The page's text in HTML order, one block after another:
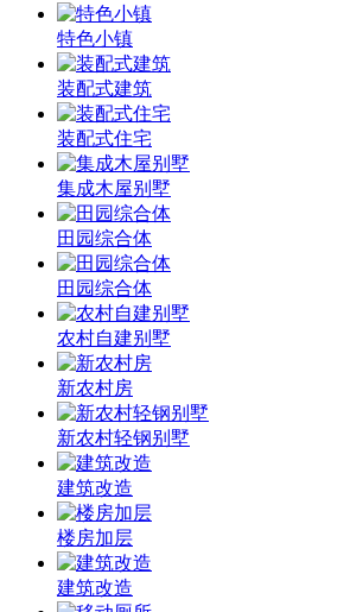
特色小镇
装配式建筑
装配式住宅
集成木屋别墅
田园综合体
田园综合体
农村自建别墅
新农村房
新农村轻钢别墅
建筑改造
楼房加层
建筑改造